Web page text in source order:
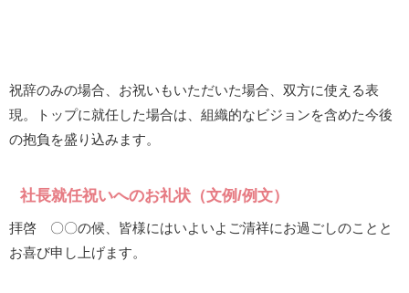
祝辞のみの場合、お祝いもいただいた場合、双方に使える表
現。トップに就任した場合は、組織的なビジョンを含めた今後
の抱負を盛り込みます。
社長就任祝いへのお礼状（文例/例文）
拝啓 〇〇の候、皆様にはいよいよご清祥にお過ごしのことと
お喜び申し上げます。